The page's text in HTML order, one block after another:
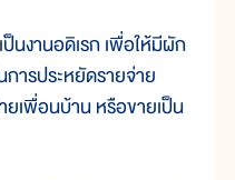
นงานอดิเรก เพื่อให้มีผัก
การประหยัดรายจ่าย
เพื่อนบ้าน หรือขายเป็น